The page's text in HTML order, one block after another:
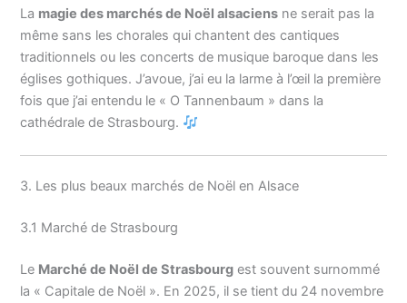
La magie des marchés de Noël alsaciens ne serait pas la
même sans les chorales qui chantent des cantiques
traditionnels ou les concerts de musique baroque dans les
églises gothiques. J’avoue, j’ai eu la larme à l’œil la première
fois que j’ai entendu le « O Tannenbaum » dans la
cathédrale de Strasbourg.
3. Les plus beaux marchés de Noël en Alsace
3.1 Marché de Strasbourg
Le Marché de Noël de Strasbourg est souvent surnommé
la « Capitale de Noël ». En 2025, il se tient du 24 novembre